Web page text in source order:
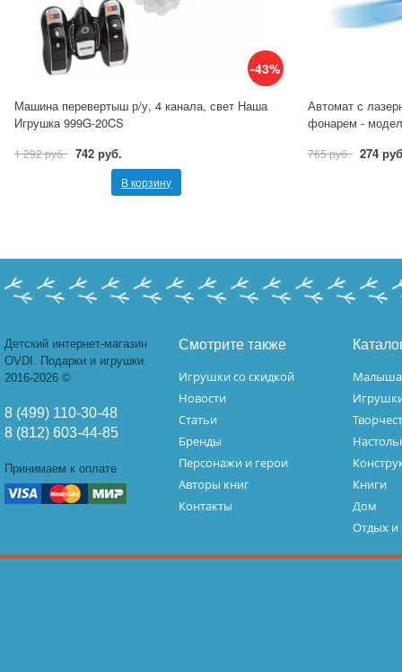
-43%
Машина перевертыш р/у, 4 канала, свет Наша
Игрушка 999G-20CS
1 292 руб. 742 руб.
В корзину
Автомат с
фонарем -
765 руб. 274
Детский интернет-магазин
OVDI. Подарки и игрушки.
2016-2026 ©
8 (499) 110-30-48
8 (812) 603-44-85
Принимаем к оплате
Смотрите также
Игрушки со скидкой
Новости
Статьи
Бренды
Персонажи и герои
Авторы книг
Контакты
Книги
Дом
Отдых и